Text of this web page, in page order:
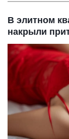
В элитном
накрыли